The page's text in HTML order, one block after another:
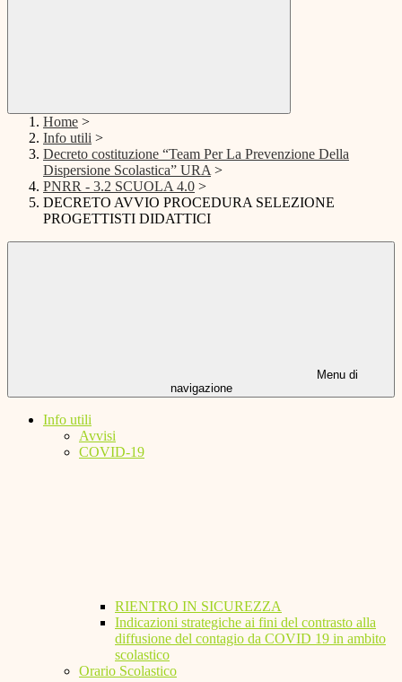
Home >
Info utili >
Decreto costituzione “Team Per La Prevenzione Della
Dispersione Scolastica” URA >
PNRR - 3.2 SCUOLA 4.0 >
DECRETO AVVIO PROCEDURA SELEZIONE
PROGETTISTI DIDATTICI
Menu di
navigazione
Info utili
Avvisi
COVID-19
RIENTRO IN SICUREZZA
Indicazioni strategiche ai fini del contrasto alla
diffusione del contagio da COVID 19 in ambito
scolastico
Orario Scolastico